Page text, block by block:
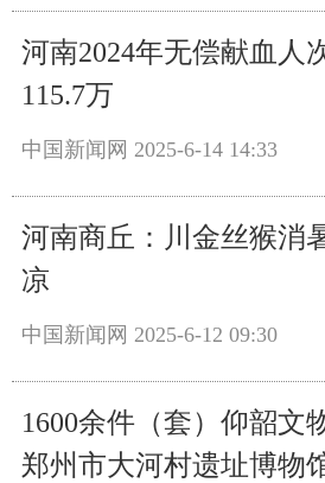
河南2024年无偿献血人
115.7万
中国新闻网 2025-6-14 14:33
河南商丘：川金丝猴消
凉
中国新闻网 2025-6-12 09:30
1600余件（套）仰韶文
郑州市大河村遗址博物